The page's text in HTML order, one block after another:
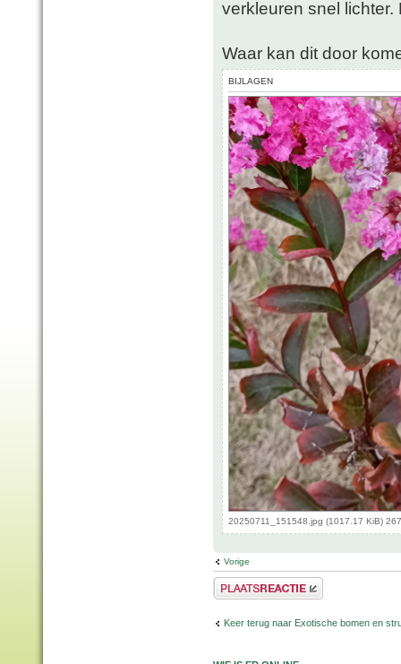
verkleuren snel
Waar kan dit door
BIJLAGEN
20250711_151548.jpg (1017.17 KiB)
Vorige
Plaats een reactie
Keer terug naar Exotische bomen en